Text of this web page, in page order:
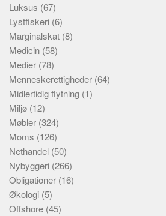
Luksus (67)
Lystfiskeri (6)
Marginalskat (8)
Medicin (58)
Medier (78)
Menneskerettigheder (64)
Midlertidig flytning (1)
Miljø (12)
Møbler (324)
Moms (126)
Nethandel (50)
Nybyggeri (266)
Obligationer (16)
Økologi (5)
Offshore (45)